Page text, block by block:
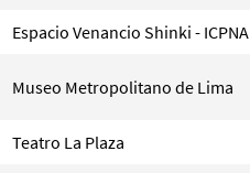
Espacio Venancio Shinki - ICPNA
Museo Metropolitano de Lima
Teatro La Plaza